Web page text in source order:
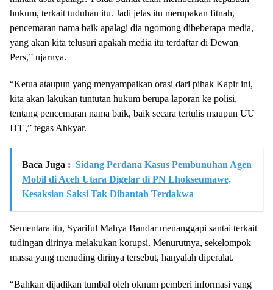
hukum, terkait tuduhan itu. Jadi jelas itu merupakan fitnah,
pencemaran nama baik apalagi dia ngomong dibeberapa media,
yang akan kita telusuri apakah media itu terdaftar di Dewan
Pers,” ujarnya.
“Ketua ataupun yang menyampaikan orasi dari pihak Kapir ini,
kita akan lakukan tuntutan hukum berupa laporan ke polisi,
tentang pencemaran nama baik, baik secara tertulis maupun UU
ITE,” tegas Ahkyar.
Baca Juga : Sidang Perdana Kasus Pembunuhan Agen
Mobil di Aceh Utara Digelar di PN Lhokseumawe,
Kesaksian Saksi Tak Dibantah Terdakwa
Sementara itu, Syariful Mahya Bandar menanggapi santai terkait
tudingan dirinya melakukan korupsi. Menurutnya, sekelompok
massa yang menuding dirinya tersebut, hanyalah diperalat.
“Bahkan dijadikan tumbal oleh oknum pemberi informasi yang